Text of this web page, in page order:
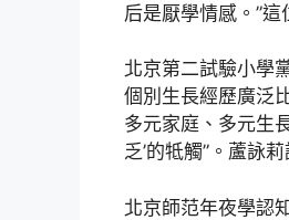
后是厭學情感。”這
北京第二試驗小學
個別生長經歷廣泛
多元家庭、多元生
乏’的牴觸”。蘆詠
北京師范年夜學認